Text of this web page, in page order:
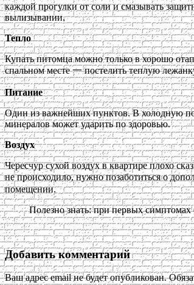
каждой прогулки от соли и смазывать
вылизывании.
Тепло
Купать питомца можно только в хорошо
спальном месте 一 постелить теплую
Питание
Один из важнейших пунктов. В холодную
минералов может ударить по здоровью.
Воздух
Чересчур сухой воздух в квартире плохо
не происходило, нужно позаботиться о
помещении.
Полезно знать: при первых симптомах
Добавить комментарий
Ваш адрес email не будет опубликован.